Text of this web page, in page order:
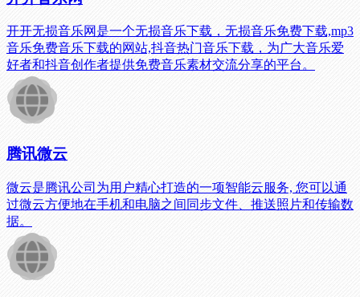
开开无损音乐网是一个无损音乐下载，无损音乐免费下载,mp3
音乐免费音乐下载的网站,抖音热门音乐下载，为广大音乐爱
好者和抖音创作者提供免费音乐素材交流分享的平台。
腾讯微云
微云是腾讯公司为用户精心打造的一项智能云服务, 您可以通
过微云方便地在手机和电脑之间同步文件、推送照片和传输数
据。